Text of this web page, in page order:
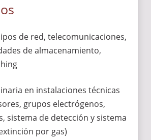
de red, telecomunicaciones,
de almacenamiento,
en instalaciones técnicas
grupos electrógenos,
sistema de detección y sistema
por gas)